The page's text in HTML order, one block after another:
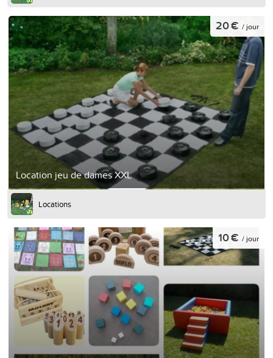
Location jeu de dames XXL
20 € / jour
Locations
10 € / jour